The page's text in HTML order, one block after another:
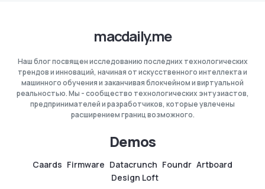
macdaily.me
Наш блог посвящен исследованию последних технологических
трендов и инноваций, начиная от искусственного интеллекта и
машинного обучения и заканчивая блокчейном и виртуальной
реальностью. Мы - сообщество технологических энтузиастов,
предпринимателей и разработчиков, которые увлечены
расширением границ возможного.
Demos
Caards Firmware Datacrunch Foundr Artboard
Design Loft